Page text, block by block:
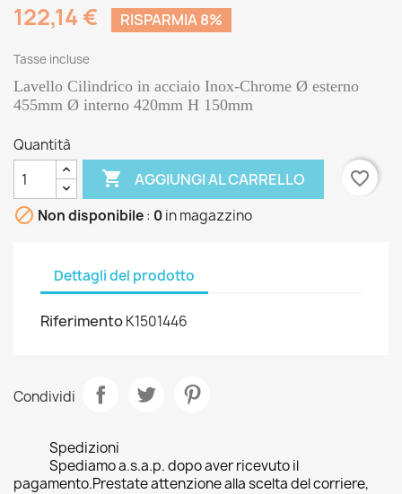
122,14 € RISPARMIA 8%
Tasse incluse
Lavello Cilindrico in acciaio Inox-Chrome Ø esterno
455mm Ø interno 420mm H 150mm
Quantità
 AGGIUNGI AL CARRELLO
favorite_border
 Non disponibile: 0in magazzino
Dettagli del prodotto
RiferimentoK1501446
Condividi
Spedizioni
Spediamo a.s.a.p. dopo aver ricevuto il
pagamento.Prestate attenzione alla scelta del corriere,